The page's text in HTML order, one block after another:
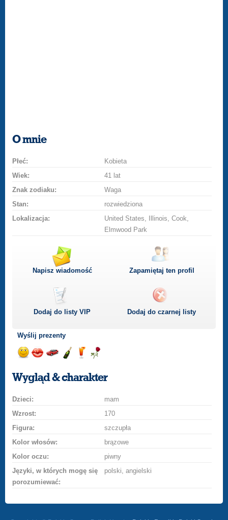
O mnie
Płeć:
Kobieta
Wiek:
41 lat
Znak zodiaku:
Waga
Stan:
rozwiedziona
Lokalizacja:
United States, Illinois, Cook,
Elmwood Park
Napisz wiadomość Zapamiętaj ten profil
Dodaj do listyVIP Dodaj do czarnej listy
Wyślij prezenty
uśmiech
buziakasamochodem
szampana
drinka
różę
Wygląd & charakter
Dzieci:
mam
Wzrost:
170
Figura:
szczupła
Kolor włosów:
brązowe
Kolor oczu:
piwny
Języki, w których mogę się
porozumiewać:
polski, angielski